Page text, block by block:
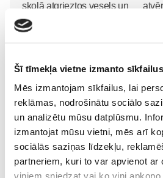
Šī tīmekļa vietne izmanto sīkfailus
Mēs izmantojam sīkfailus, lai
reklāmas, nodrošinātu sociālo
un analizētu mūsu datplūsmu.
izmantojat mūsu vietni, mēs arī
sociālās saziņas līdzekļu,
partneriem, kuri to var apvienot ar
viņiem sniedzat vai ko viņi
gatavs mācībām
Sievietēm
06. Aug 10:24
No
05.